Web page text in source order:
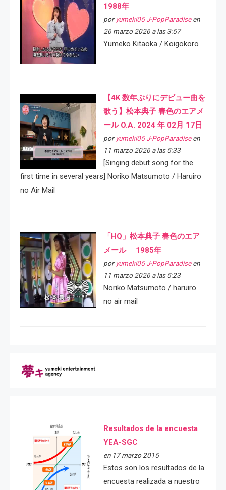
1988年
por yumeki05 J-PopParadiseen
26 marzo 2026 a las 3:57
Yumeko Kitaoka / Koigokoro
【4K 数年ぶりにデビュー曲を
歌う】松本典子 春色のエアメ
ール O.A. 2024 年 02月 17日
por yumeki05 J-PopParadiseen
11 marzo 2026 a las 5:33
[Singing debut song for the
first time in several years] Noriko Matsumoto / Haruiro
no Air Mail
「HQ」松本典子 春色のエア
メール 1985年
por yumeki05 J-PopParadiseen
11 marzo 2026 a las 5:23
Noriko Matsumoto / haruiro
no air mail
Resultados de la encuesta
YEA-SGC
en 17 marzo 2015
Estos son los resultados de la
encuesta realizada a nuestro